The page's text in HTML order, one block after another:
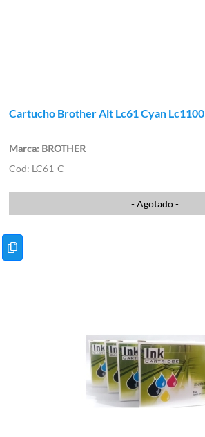
Cartucho Brother Alt Lc61 Cyan Lc1100
BROTHER
LC61-C
- Agotado -